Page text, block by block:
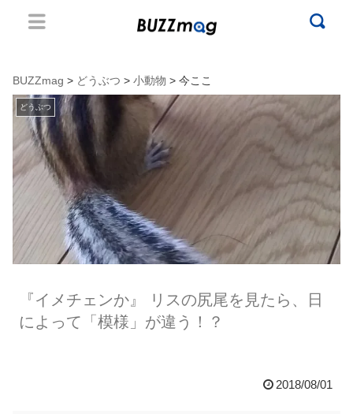
BUZZmag > どうぶつ > 小動物 > 今ここ
どうぶつ
『イメチェンか』 リスの尻尾を見たら、日
によって「模様」が違う！？
2018/08/01